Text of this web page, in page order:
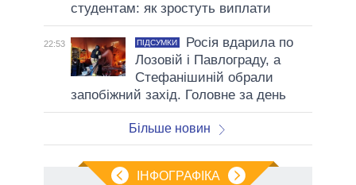
студентам: як зростуть виплати
22:53 ПІДСУМКИ
Росія вдарила по
Лозовій і Павлограду, а
Стефанішиній обрали
запобіжний захід. Головне за день
Більше новин
ІНФОГРАФІКА